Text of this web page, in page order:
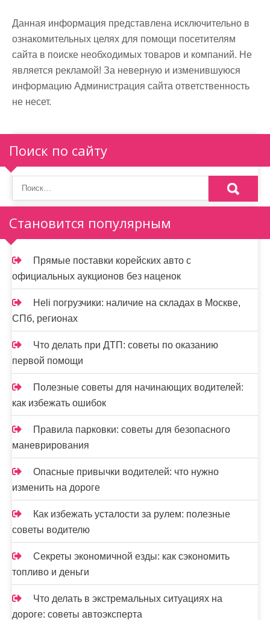
Данная информация представлена исключительно в
ознакомительных целях для помощи посетителям
сайта в поиске необходимых товаров и компаний. Не
является рекламой! За неверную и изменившуюся
информацию Администрация сайта ответственность
не несет.
Поиск по сайту
Становится популярным
Прямые поставки корейских авто с
официальных аукционов без наценок
Heli погрузчики: наличие на складах в Москве,
СПб, регионах
Что делать при ДТП: советы по оказанию
первой помощи
Полезные советы для начинающих водителей:
как избежать ошибок
Правила парковки: советы для безопасного
маневрирования
Опасные привычки водителей: что нужно
изменить на дороге
Как избежать усталости за рулем: полезные
советы водителю
Секреты экономичной езды: как сэкономить
топливо и деньги
Что делать в экстремальных ситуациях на
дороге: советы автоэксперта